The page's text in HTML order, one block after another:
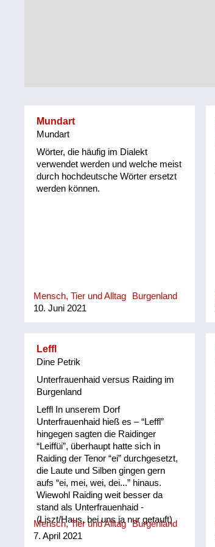
Mundart
Mundart
Wörter, die häufig im Dialekt
verwendet werden und welche meist
durch hochdeutsche Wörter ersetzt
werden können.
Mensch, Tier und Alltag
Burgenland
10. Juni 2021
Leffl
Dine Petrik
Unterfrauenhaid versus Raiding im
Burgenland
Leffl In unserem Dorf
Unterfrauenhaid hieß es – “Leffl”
hingegen sagten die Raidinger
“Leiffüi”, überhaupt hatte sich in
Raiding der Tenor “ei” durchgesetzt,
die Laute und Silben gingen gern
aufs “ei, mei, wei, dei...” hinaus.
Wiewohl Raiding weit besser da
stand als Unterfrauenhaid -
(Liszt/Haus, bei uns ja nur getauft)
bedauerten wir sie ob ihrer
Ausdrucksweise, wir fanden sie
Mensch, Tier und Alltag
Burgenland
7. April 2021